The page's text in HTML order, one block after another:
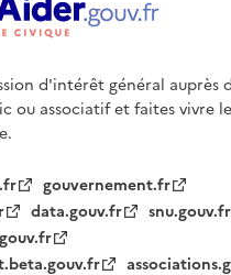
d'intérêt général auprès
ou associatif et faites vivre
gouvernement.fr
data.gouv.fr
snu.gouv.fr